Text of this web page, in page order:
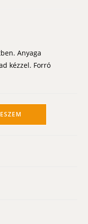
Anyaga
kézzel. Forró